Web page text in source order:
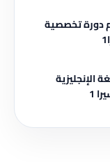
دورة تخصصية
الإنجليزية
1